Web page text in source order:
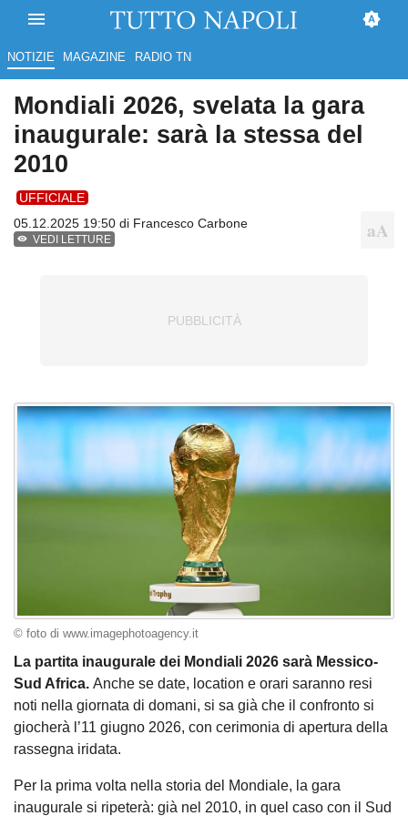
NOTIZIE MAGAZINE RADIO TN
Mondiali 2026, svelata la gara
inaugurale: sarà la stessa del
2010
UFFICIALE
05.12.2025 19:50 di Francesco Carbone
VEDI LETTURE
© foto di www.imagephotoagency.it
La partita inaugurale dei Mondiali 2026 sarà Messico-
Sud Africa. Anche se date, location e orari saranno resi
noti nella giornata di domani, si sa già che il confronto si
giocherà l’11 giugno 2026, con cerimonia di apertura della
rassegna iridata.
Per la prima volta nella storia del Mondiale, la gara
inaugurale si ripeterà: già nel 2010, in quel caso con il Sud